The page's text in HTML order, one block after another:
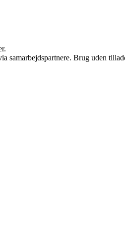
samarbejdspartnere. Brug uden